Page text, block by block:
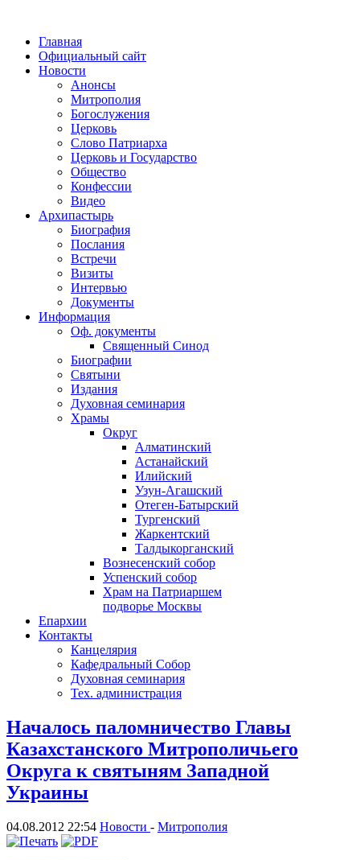
Главная
Официальный сайт
Новости
Анонсы
Митрополия
Богослужения
Церковь
Слово Патриарха
Церковь и Государство
Общество
Конфессии
Видео
Архипастырь
Биография
Послания
Встречи
Визиты
Интервью
Документы
Информация
Оф. документы
Священный Синод
Биографии
Святыни
Издания
Духовная семинария
Храмы
Округ
Алматинский
Астанайский
Илийский
Узун-Агашский
Отеген-Батырский
Тургенский
Жаркентский
Талдыкорганский
Вознесенский собор
Успенский собор
Храм на Патриаршем
подворье Москвы
Епархии
Контакты
Канцелярия
Кафедральный Собор
Духовная семинария
Тех. администрация
Началось паломничество Главы
Казахстанского Митрополичьего
Округа к святыням Западной
Украины
04.08.2012 22:54 Новости - Митрополия